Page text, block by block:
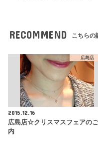
RECOMMEND こちらの
広島店
2015.12.16
広島店☆クリスマスフェアの
内